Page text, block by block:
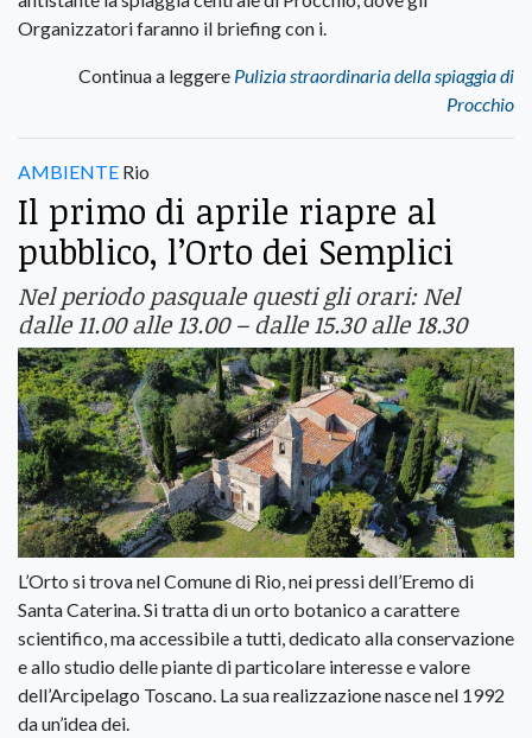
Organizzatori faranno il briefing con i.
Continua a leggere Pulizia straordinaria della spiaggia di
Procchio
AMBIENTE Rio
Il primo di aprile riapre al
pubblico, l’Orto dei Semplici
Nel periodo pasquale questi gli orari: Nel
dalle 11.00 alle 13.00 – dalle 15.30 alle 18.30
L’Orto si trova nel Comune di Rio, nei pressi dell’Eremo di
Santa Caterina. Si tratta di un orto botanico a carattere
scientifico, ma accessibile a tutti, dedicato alla conservazione
e allo studio delle piante di particolare interesse e valore
dell’Arcipelago Toscano. La sua realizzazione nasce nel 1992
da un’idea dei.